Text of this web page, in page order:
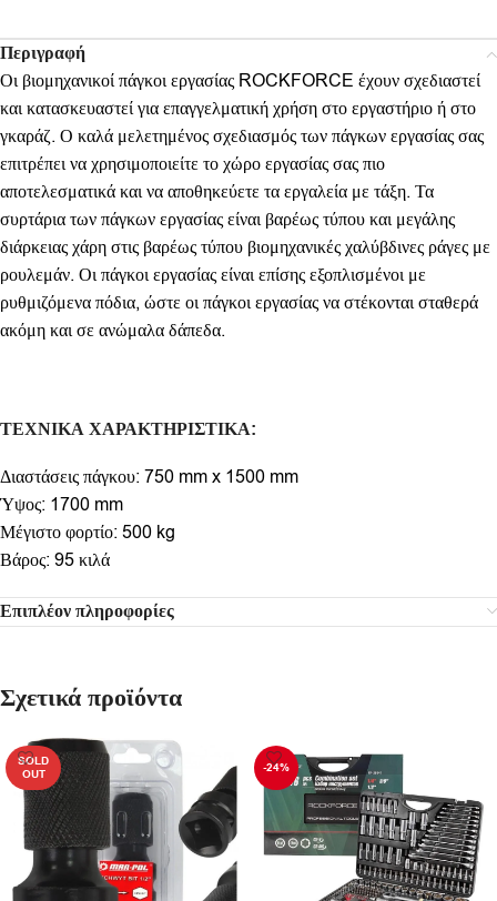
Περιγραφή
Οι βιομηχανικοί πάγκοι εργασίας ROCKFORCE έχουν σχεδιαστεί
και κατασκευαστεί για επαγγελματική χρήση στο εργαστήριο ή στο
γκαράζ. Ο καλά μελετημένος σχεδιασμός των πάγκων εργασίας σας
επιτρέπει να χρησιμοποιείτε το χώρο εργασίας σας πιο
αποτελεσματικά και να αποθηκεύετε τα εργαλεία με τάξη. Τα
συρτάρια των πάγκων εργασίας είναι βαρέως τύπου και μεγάλης
διάρκειας χάρη στις βαρέως τύπου βιομηχανικές χαλύβδινες ράγες με
ρουλεμάν. Οι πάγκοι εργασίας είναι επίσης εξοπλισμένοι με
ρυθμιζόμενα πόδια, ώστε οι πάγκοι εργασίας να στέκονται σταθερά
ακόμη και σε ανώμαλα δάπεδα.
ΤΕΧΝΙΚΑΧΑΡΑΚΤΗΡΙΣΤΙΚΑ:
Διαστάσεις πάγκου: 750 mm x 1500 mm
Ύψος: 1700 mm
Μέγιστο φορτίο: 500 kg
Βάρος: 95 κιλά
Επιπλέον πληροφορίες
Σχετικά προϊόντα
SOLD
OUT
-24%